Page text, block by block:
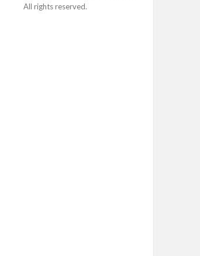
All rights reserved.